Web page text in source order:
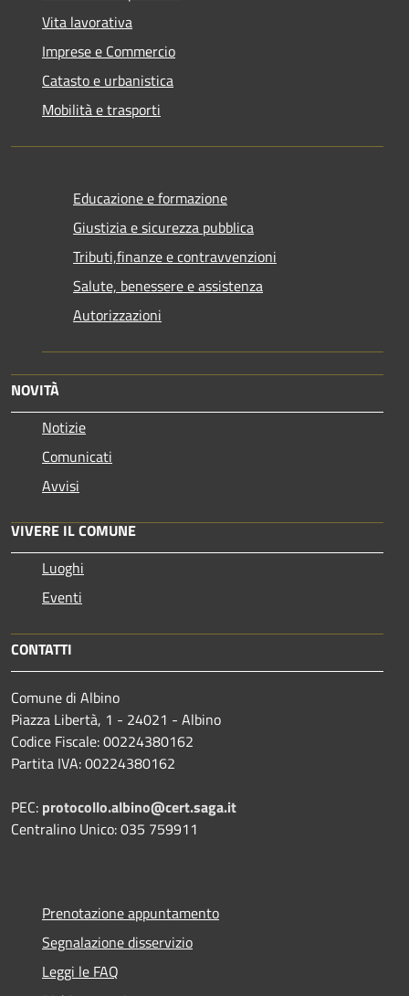
Vita lavorativa
Imprese e Commercio
Catasto e urbanistica
Mobilità e trasporti
Educazione e formazione
Giustizia e sicurezza pubblica
Tributi,finanze e contravvenzioni
Salute, benessere e assistenza
Autorizzazioni
NOVITÀ
Notizie
Comunicati
Avvisi
VIVERE IL COMUNE
Luoghi
Eventi
CONTATTI
Comune di Albino
Piazza Libertà, 1 - 24021 - Albino
Codice Fiscale: 00224380162
Partita IVA: 00224380162
PEC: protocollo.albino@cert.saga.it
Centralino Unico: 035 759911
Prenotazione appuntamento
Segnalazione disservizio
Leggi le FAQ